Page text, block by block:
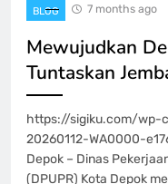
BLOG 7 months ago
Mewujudkan
Tuntaskan
https://sigiku.com/wp-
20260112-WA0000-
Depok – Dinas
(DPUPR) Kota Depok